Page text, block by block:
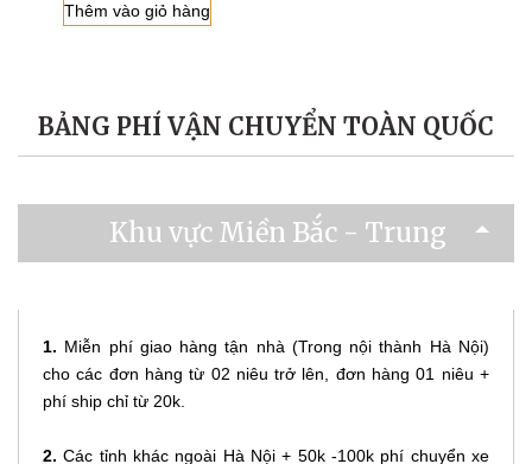
Thêm vào giỏ hàng
BẢNG PHÍ VẬN CHUYỂN TOÀN QUỐC
Khu vực Miền Bắc - Trung
1. Miễn phí giao hàng tận nhà (Trong nội thành Hà Nội)
cho các đơn hàng từ 02 niêu trở lên, đơn hàng 01 niêu +
phí ship chỉ từ 20k.
2. Các tỉnh khác ngoài Hà Nội + 50k -100k phí chuyển xe